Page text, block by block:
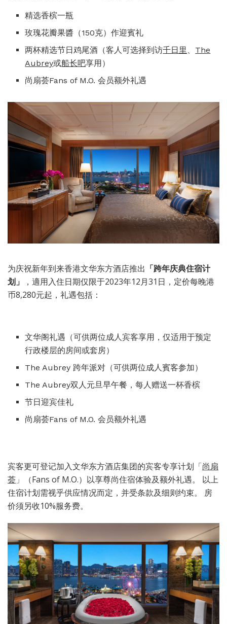
精选香槟一瓶
玫瑰花瓣果醬（150克）作迎賓礼
两杯精选节日鸡尾酒（客人可选择到访千日里 、 The
Aubrey或船长吧享用）
尚扇荟Fans of M.O. 会员额外礼遇
为庆祝新年到来香港文华东方酒店推出 「跨年庆典住宿计
划」
，適用入住日期仅限于2023年12月31日，定价每晚港
币8,280元起，礼遇包括：
文华阁礼遇（可供两位成人宾客享用，仅适用于预定
行政楼层的房间或套房）
The Aubrey 跨年派对（可供两位成人賓客参加）
The Aubrey双人元旦早午餐，每人赠送一杯香槟
节日迎宾佳礼
尚扇荟Fans of M.O. 会员额外礼遇
宾客更可登记加入文华东方酒店集团的宾客专享计划「尚扇
荟 」（Fans of M.O.）以享尊尚住宿体验及额外礼遇。 以上
住宿计划需视乎供应情况而定，并受条款及细则约束。 房
价须另收10%服务费。